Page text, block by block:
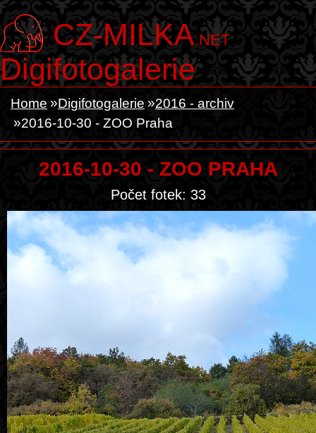
CZ-MILKA.NET
Digifotogalerie
Home Digifotogalerie
2016 - archiv
2016-10-30 - ZOO Praha
2016-10-30 - ZOO PRAHA
Počet fotek: 33